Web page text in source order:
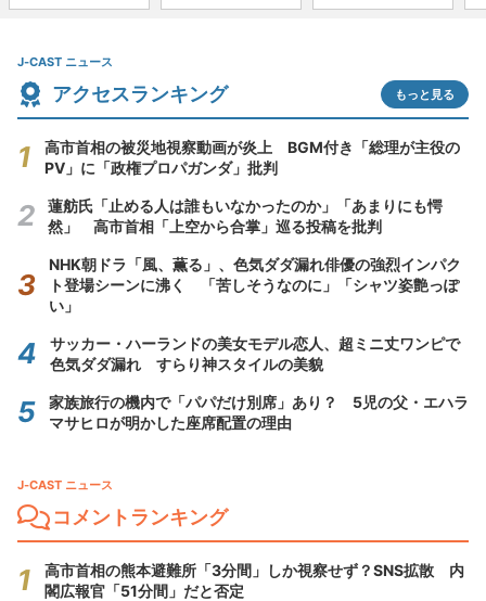
J-CAST ニュース
アクセスランキング もっと見る
高市首相の被災地視察動画が炎上 BGM付き「総理が主役の
PV」に「政権プロパガンダ」批判
蓮舫氏「止める人は誰もいなかったのか」「あまりにも愕
然」 高市首相「上空から合掌」巡る投稿を批判
NHK朝ドラ「風、薫る」、色気ダダ漏れ俳優の強烈インパク
ト登場シーンに沸く 「苦しそうなのに」「シャツ姿艶っぽ
い」
サッカー・ハーランドの美女モデル恋人、超ミニ丈ワンピで
色気ダダ漏れ すらり神スタイルの美貌
家族旅行の機内で「パパだけ別席」あり？ 5児の父・エハラ
マサヒロが明かした座席配置の理由
J-CAST ニュース
コメントランキング
高市首相の熊本避難所「3分間」しか視察せず？SNS拡散 内
閣広報官「51分間」だと否定